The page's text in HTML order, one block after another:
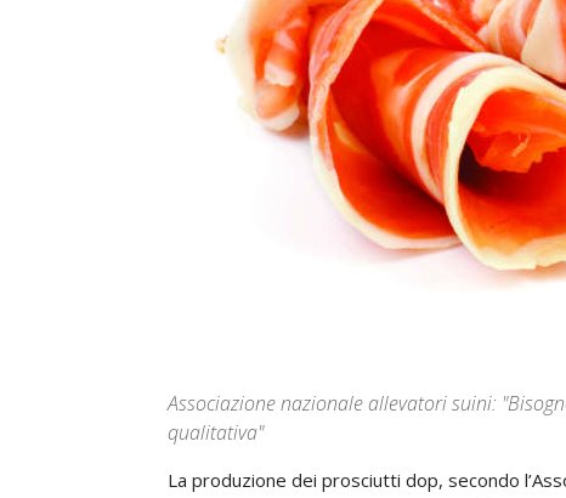
Associazione nazionale allevatori suini:
qualitativa"
La produzione dei prosciutti dop, secondo